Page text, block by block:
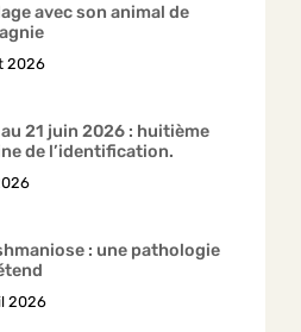
avec son animal de
2026
au 21 juin 2026 : huitième
de l’identification.
: une pathologie
2026